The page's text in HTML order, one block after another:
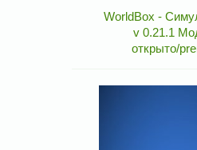
WorldBox -
v 0.21.1
открыто/